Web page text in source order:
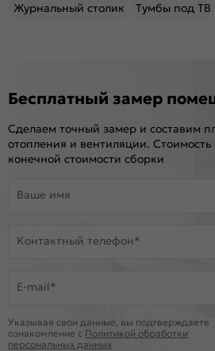
Журнальный столик Тумбы под ТВ
Бесплатный замер
Сделаем точный замер и составим
отопления и вентиляции. Стоимость
конечной стоимости сборки
Ваше имя
Контактный телефон*
E-mail*
Указывая свои данные, вы подтверждаете
ознакомление c Политикой обработки
персональных данных